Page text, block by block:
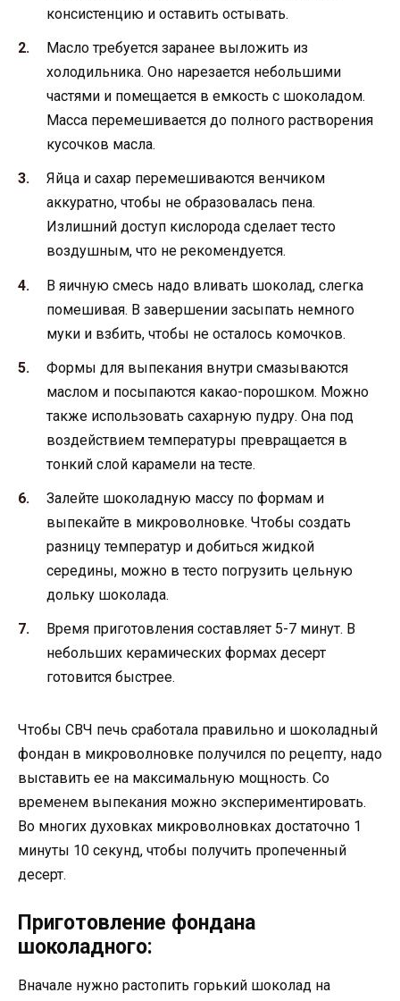
консистенцию и оставить остывать.
Масло требуется заранее выложить из
холодильника. Оно нарезается небольшими
частями и помещается в емкость с шоколадом.
Масса перемешивается до полного растворения
кусочков масла.
Яйца и сахар перемешиваются венчиком
аккуратно, чтобы не образовалась пена.
Излишний доступ кислорода сделает тесто
воздушным, что не рекомендуется.
В яичную смесь надо вливать шоколад, слегка
помешивая. В завершении засыпать немного
муки и взбить, чтобы не осталось комочков.
Формы для выпекания внутри смазываются
маслом и посыпаются какао-порошком. Можно
также использовать сахарную пудру. Она под
воздействием температуры превращается в
тонкий слой карамели на тесте.
Залейте шоколадную массу по формам и
выпекайте в микроволновке. Чтобы создать
разницу температур и добиться жидкой
середины, можно в тесто погрузить цельную
дольку шоколада.
Время приготовления составляет 5-7 минут. В
небольших керамических формах десерт
готовится быстрее.
Чтобы СВЧ печь сработала правильно и шоколадный
фондан в микроволновке получился по рецепту, надо
выставить ее на максимальную мощность. Со
временем выпекания можно экспериментировать.
Во многих духовках микроволновках достаточно 1
минуты 10 секунд, чтобы получить пропеченный
десерт.
Приготовление фондана
шоколадного:
Вначале нужно растопить горький шоколад на